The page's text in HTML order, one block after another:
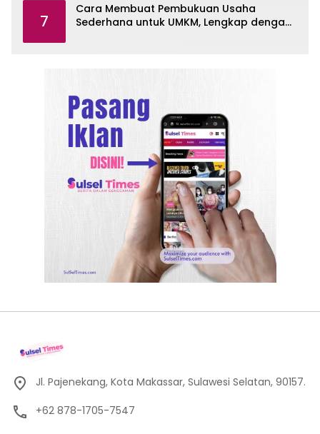
7
Cara Membuat Pembukuan Usaha
Sederhana untuk UMKM, Lengkap dengan
Jl. Pajenekang, Kota Makassar, Sulawesi Selatan, 90157.
+62 878-1705-7547